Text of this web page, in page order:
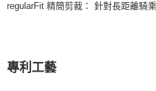
regularFit 精簡剪裁： 針對長距離騎
專利工藝